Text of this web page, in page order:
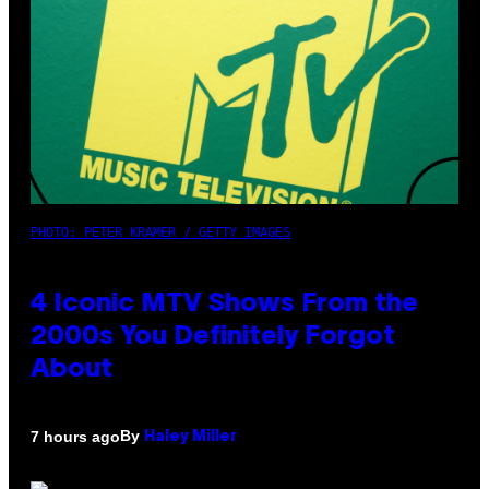
PHOTO: PETER KRAMER / GETTY IMAGES
4 Iconic MTV Shows From the
2000s You Definitely Forgot
About
7 hours agoBy Haley Miller